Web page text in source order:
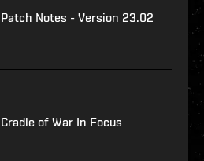
Patch Notes - Version 23.02
Cradle of War In Focus